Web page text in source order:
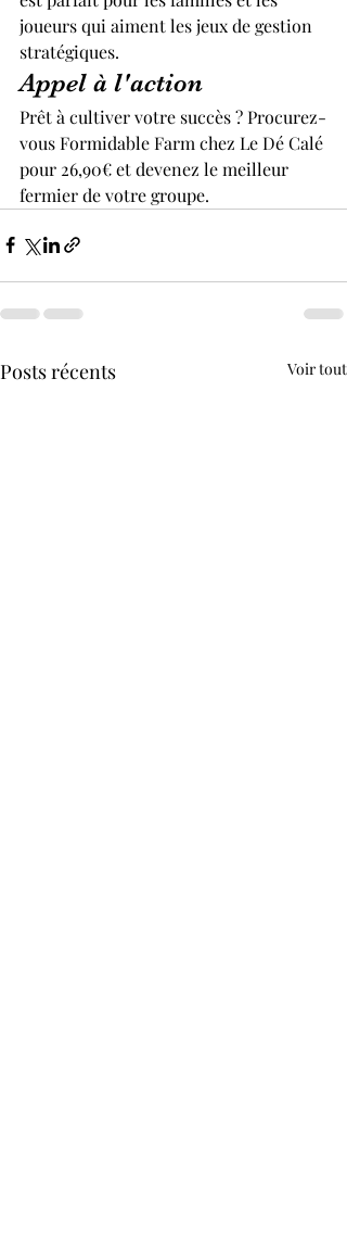
joueurs qui aiment les jeux de gestion
stratégiques.
Appel à l'action
Prêt à cultiver votre succès ? Procurez-
vous Formidable Farm chez Le Dé Calé
pour 26,90€ et devenez le meilleur
fermier de votre groupe.
Posts récents Voir tout